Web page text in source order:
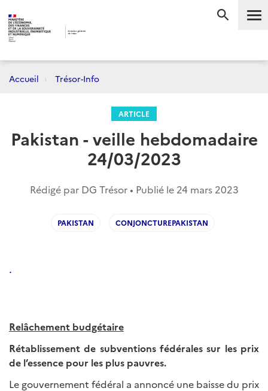
Accueil Trésor-Info
ARTICLE
Pakistan - veille hebdomadaire
24/03/2023
Rédigé par DG Trésor • Publié le 24 mars 2023
PAKISTAN CONJONCTUREPAKISTAN
.
Relâchement budgétaire
Rétablissement de subventions fédérales sur les prix
de l’essence pour les plus pauvres.
Le gouvernement fédéral a annoncé une baisse du prix